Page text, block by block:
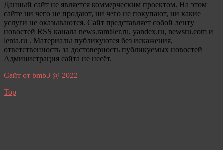
Данный сайт не является коммерческим проектом. На этом
сайте ни чего не продают, ни чего не покупают, ни какие
услуги не оказываются. Сайт представляет собой ленту
новостей RSS канала news.rambler.ru, yandex.ru, newsru.com и
lenta.ru . Материалы публикуются без искажения,
ответственность за достоверность публикуемых новостей
Администрация сайта не несёт.
Сайт от bmb3 @ 2022
Top